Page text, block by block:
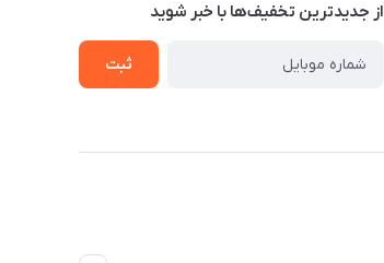
از جدید‌ترین تخفیف‌ها با‌ خبر شوید
ثبت